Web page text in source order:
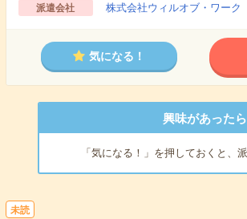
派遣会社 株式会社ウィルオブ・ワー
気になる！
興味があった
「気になる！」を押しておくと、
未読